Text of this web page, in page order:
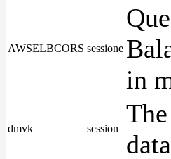
AWSELBCORS sessione
in
dmvk session